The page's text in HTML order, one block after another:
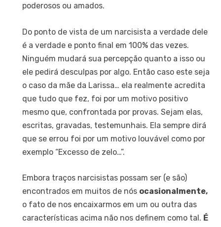
poderosos ou amados.
Do ponto de vista de um narcisista a verdade dele
é a verdade e ponto final em 100% das vezes.
Ninguém mudará sua percepção quanto a isso ou
ele pedirá desculpas por algo. Então caso este seja
o caso da mãe da Larissa… ela realmente acredita
que tudo que fez, foi por um motivo positivo
mesmo que, confrontada por provas. Sejam elas,
escritas, gravadas, testemunhais. Ela sempre dirá
que se errou foi por um motivo louvável como por
exemplo “Excesso de zelo…”.
Embora traços narcisistas possam ser (e são)
encontrados em muitos de nós ocasionalmente,
o fato de nos encaixarmos em um ou outra das
características acima não nos definem como tal. É